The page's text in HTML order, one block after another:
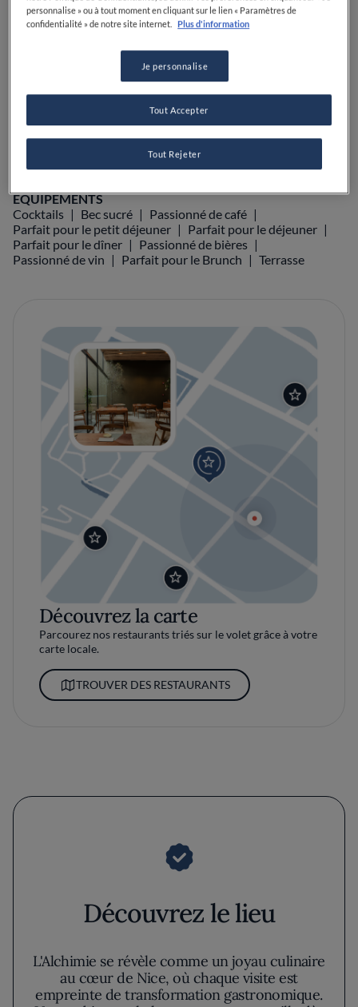
VOIR SUR LA CARTE +33 4 93 54 61 85
Guide Michelin
Guides gastronomiques
AFFICHER PLUS
ÉQUIPEMENTS
Cocktails
Bec sucré
Passionné de café
Parfait pour le petit déjeuner
Parfait pour le déjeuner
Parfait pour le dîner
Passionné de bières
Passionné de vin
Parfait pour le Brunch Terrasse
Découvrez la carte
Parcourez nos restaurants triés sur le volet grâce à votre
carte locale.
TROUVER DES RESTAURANTS
Découvrez le lieu
L'Alchimie se révèle comme un joyau culinaire
au cœur de Nice, où chaque visite est
empreinte de transformation gastronomique.
personnalise » ou à tout moment en cliquant sur le lien « Paramètres de
confidentialité » de notre site internet.
Plus d'information
Je personnalise
Tout Rejeter
Tout Accepter